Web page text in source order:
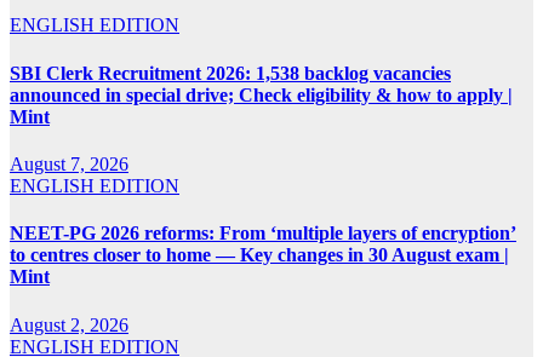
ENGLISH EDITION
SBI Clerk Recruitment 2026: 1,538 backlog vacancies
announced in special drive; Check eligibility & how to apply |
Mint
August 7, 2026
ENGLISH EDITION
NEET-PG 2026 reforms: From ‘multiple layers of encryption’
to centres closer to home — Key changes in 30 August exam |
Mint
August 2, 2026
ENGLISH EDITION